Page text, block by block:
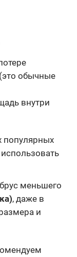
обычные
внутри
популярных
использовать
меньшего
, даже в
и